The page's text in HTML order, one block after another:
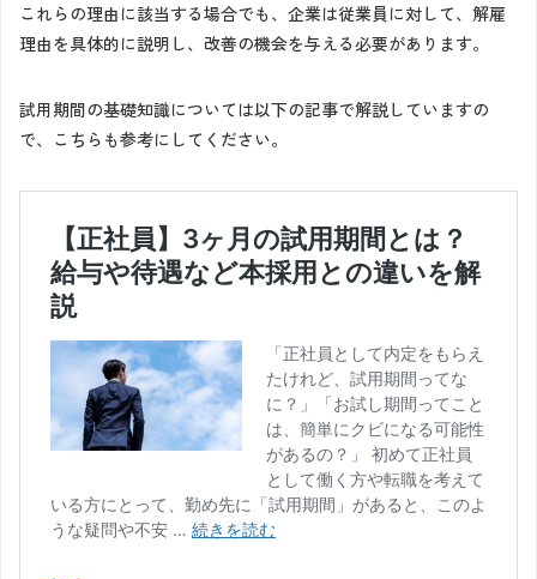
これらの理由に該当する場合でも、企業は従業員に対して、解雇
理由を具体的に説明し、改善の機会を与える必要があります。
試用期間の基礎知識については以下の記事で解説していますの
で、こちらも参考にしてください。